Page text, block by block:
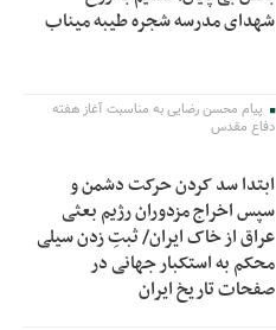
شهدای مدرسه شجره طیبه میناب
پیام محسن رضایی به مناسبت آغاز هفته
دفاع مقدس
ابتدا سد کردن حرکت دشمن و
سپس اخراج مزدوران رژیم بعثی
عراق از خاک ایران/ ثبتِ زدن سیلی
محکم به استکبار جهانی در
صفحات تاریخ ایران